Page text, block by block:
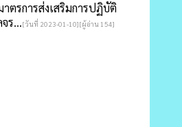
าตรการส่งเสริมการปฏิบัติ
ร...[วันที่ 2023-01-10][ผู้อ่าน 154]